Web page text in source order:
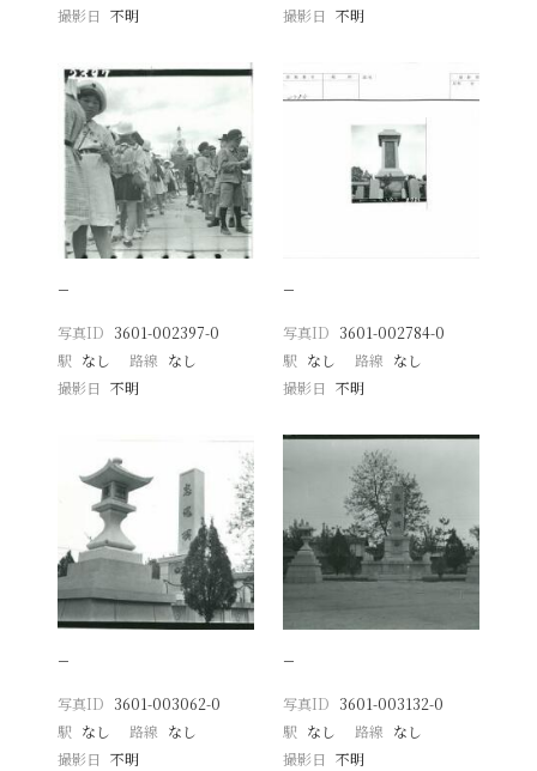
撮影日
不明
撮影日 不明
−
写真ID 3601-002397-0
駅 なし 路線 なし
撮影日
不明
−
写真ID 3601-002784-0
駅 なし 路線 なし
撮影日 不明
−
写真ID 3601-003062-0
駅 なし 路線 なし
撮影日
不明
−
写真ID 3601-003132-0
駅 なし 路線 なし
撮影日 不明